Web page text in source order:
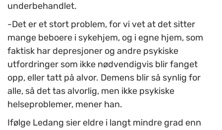
underbehandlet.
-Det er et stort problem, for vi vet at det sitter
mange beboere i sykehjem, og i egne hjem, som
faktisk har depresjoner og andre psykiske
utfordringer som ikke nødvendigvis blir fanget
opp, eller tatt på alvor. Demens blir så synlig for
alle, så det tas alvorlig, men ikke psykiske
helseproblemer, mener han.
Ifølge Ledang sier eldre i langt mindre grad enn